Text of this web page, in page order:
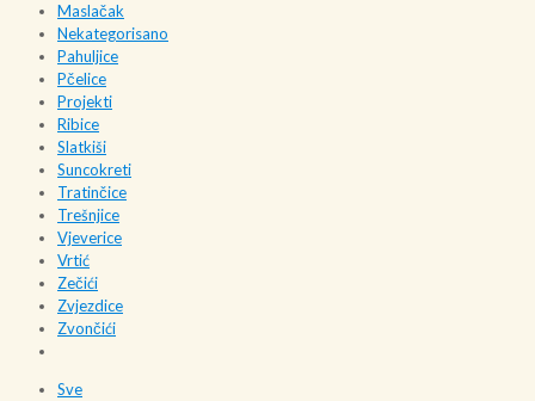
Maslačak
Nekategorisano
Pahuljice
Pčelice
Projekti
Ribice
Slatkiši
Suncokreti
Tratinčice
Trešnjice
Vjeverice
Vrtić
Zečići
Zvjezdice
Zvončići
Sve